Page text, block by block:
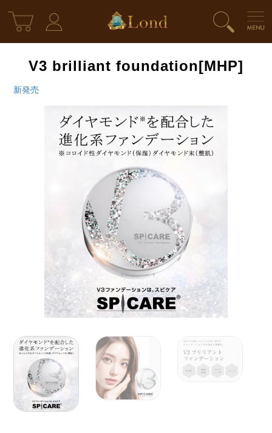
V3 brilliant foundation[MHP]
新発売